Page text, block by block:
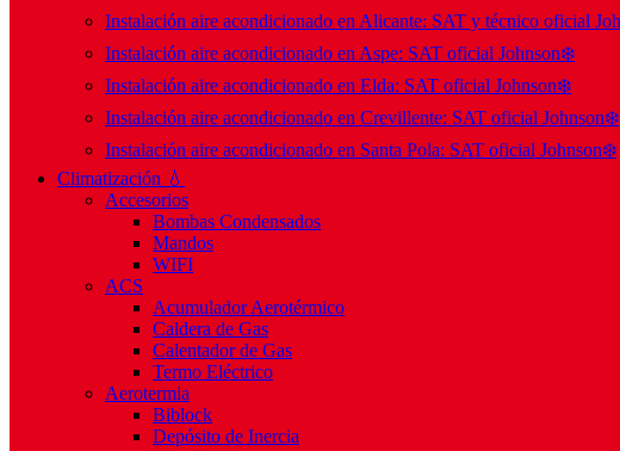
Instalación aire acondicionado en Alicante: SAT y técnico oficial
Instalación aire acondicionado en Aspe: SAT oficial Johnson❄️
Instalación aire acondicionado en Elda: SAT oficial Johnson❄️
Instalación aire acondicionado en Crevillente: SAT oficial Johnson❄️
Instalación aire acondicionado en Santa Pola: SAT oficial Johnson❄️
Climatización 💧
Accesorios
Bombas Condensados
Mandos
WIFI
ACS
Acumulador Aerotérmico
Caldera de Gas
Calentador de Gas
Termo Eléctrico
Aerotermia
Biblock
Depósito de Inercia